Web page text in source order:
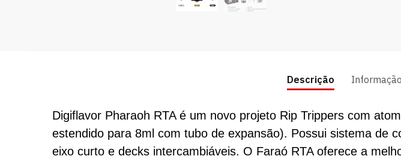
Descrição
Digiflavor Pharaoh RTA é um novo projeto Rip Trippers com
estendido para 8ml com tubo de expansão). Possui sistema de
eixo curto e decks intercambiáveis. O Faraó RTA oferece a